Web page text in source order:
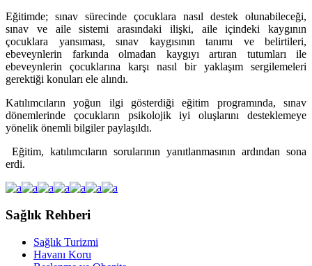
Eğitimde; sınav sürecinde çocuklara nasıl destek olunabileceği,
sınav ve aile sistemi arasındaki ilişki, aile içindeki kaygının
çocuklara yansıması, sınav kaygısının tanımı ve belirtileri,
ebeveynlerin farkında olmadan kaygıyı artıran tutumları ile
ebeveynlerin çocuklarına karşı nasıl bir yaklaşım sergilemeleri
gerektiği konuları ele alındı.
Katılımcıların yoğun ilgi gösterdiği eğitim programında, sınav
dönemlerinde çocukların psikolojik iyi oluşlarını desteklemeye
yönelik önemli bilgiler paylaşıldı.
Eğitim, katılımcıların sorularının yanıtlanmasının ardından sona
erdi.
Sağlık Rehberi
Sağlık Turizmi
Havanı Koru